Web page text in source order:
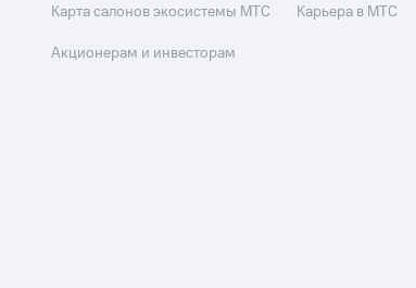
Карта салонов экосистемы МТС
Карьера в МТС
Акционерам и инвесторам